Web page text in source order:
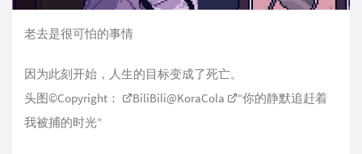
老去是很可怕的事情
因为此刻开始，人生的目标变成了死亡。
头图©Copyright：
BiliBili@KoraCola
“你的静默追赶着
我被捕的时光”